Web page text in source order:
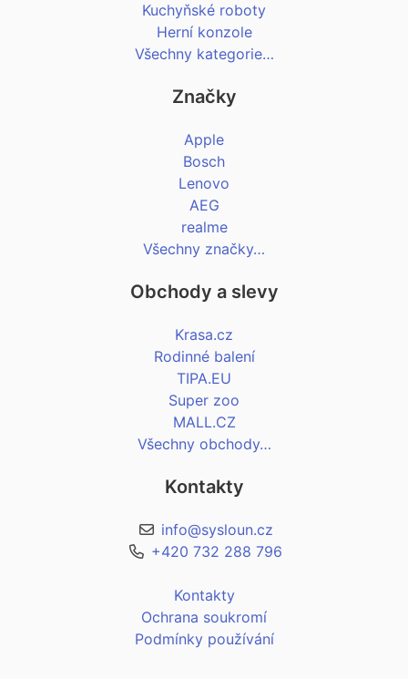
Kuchyňské roboty
Herní konzole
Všechny kategorie…
Značky
Apple
Bosch
Lenovo
AEG
realme
Všechny značky…
Obchody a slevy
Krasa.cz
Rodinné balení
TIPA.EU
Super zoo
MALL.CZ
Všechny obchody…
Kontakty
info@sysloun.cz
+420 732 288 796
Kontakty
Ochrana soukromí
Podmínky používání